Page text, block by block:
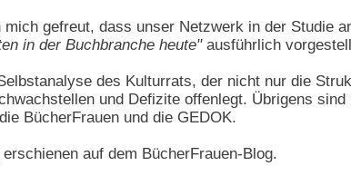
gefreut, dass unser Netzwerk in der Studie
in der Buchbranche heute"ausführlich
des Kulturrats, der nicht nur die
und Defizite offenlegt. Übrigens
BücherFrauen und die GEDOK.
auf dem BücherFrauen-Blog.